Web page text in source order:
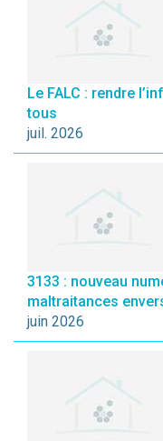
Le FALC : rendre
tous
juil. 2026
3133 : nouveau
maltraitances
juin 2026